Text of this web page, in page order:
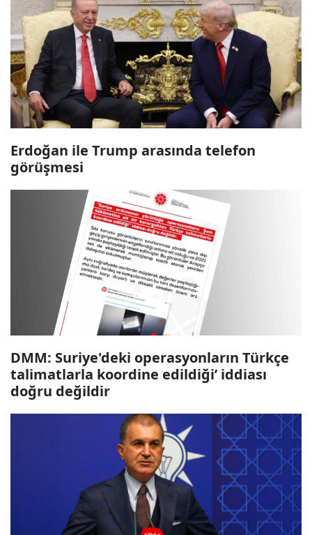
Erdoğan ile Trump arasında telefon
görüşmesi
DMM: Suriye'deki operasyonların Türkçe
talimatlarla koordine edildiği’ iddiası
doğru değildir